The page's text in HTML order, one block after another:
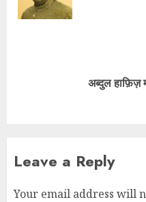
अब्दुल हाफ़िज़
Leave a Reply
Your email address will